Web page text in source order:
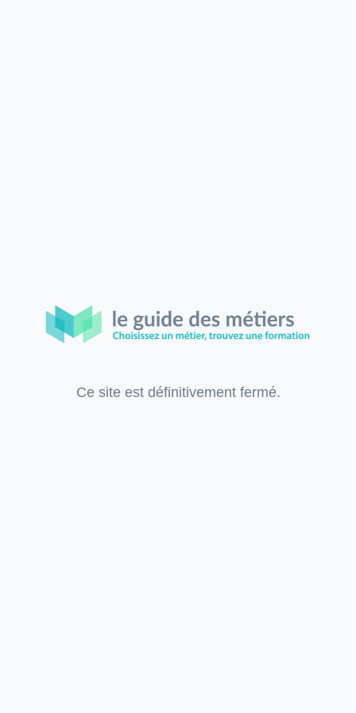
Ce site est définitivement fermé.